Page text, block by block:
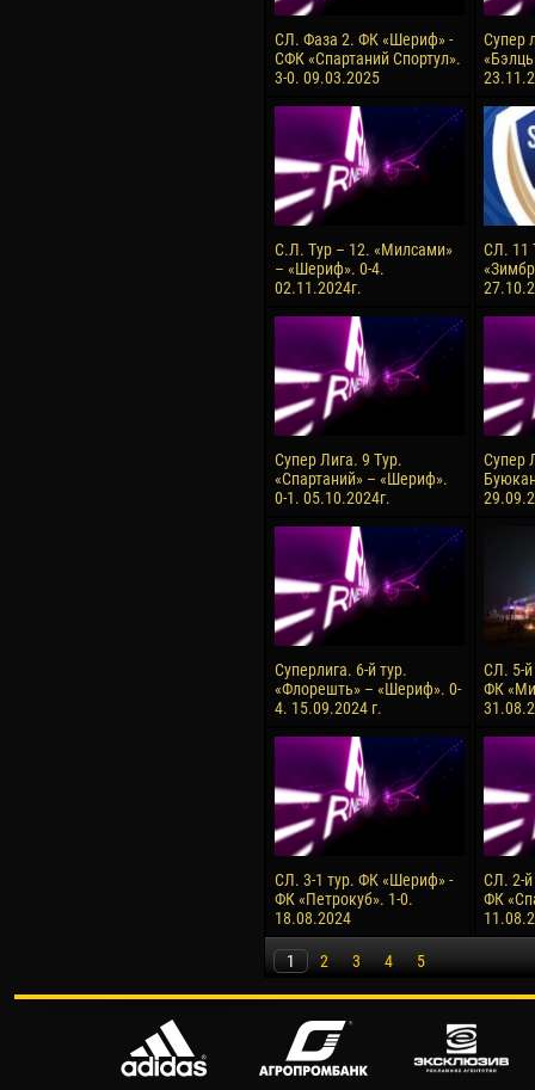
СЛ. Фаза 2. ФК «Шериф» -
СФК «Спартаний Спортул».
3-0. 09.03.2025
Супер
С.Л. Тур – 12. «Милсами»
– «Шериф». 0-4.
02.11.2024г.
СЛ. 11
Супер Лига. 9 Тур.
«Спартаний» – «Шериф».
0-1. 05.10.2024г.
Супер
Суперлига. 6-й тур.
«Флорешть» – «Шериф». 0-
4. 15.09.2024 г.
СЛ. 5-
ФК
СЛ. 3-1 тур. ФК «Шериф» -
ФК «Петрокуб». 1-0.
18.08.2024
СЛ. 2-
ФК
1 2 3 4 5